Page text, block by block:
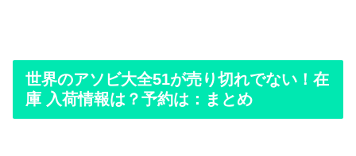
世界のアソビ大全51が売り切れでない！在
庫 入荷情報は？予約は：まとめ